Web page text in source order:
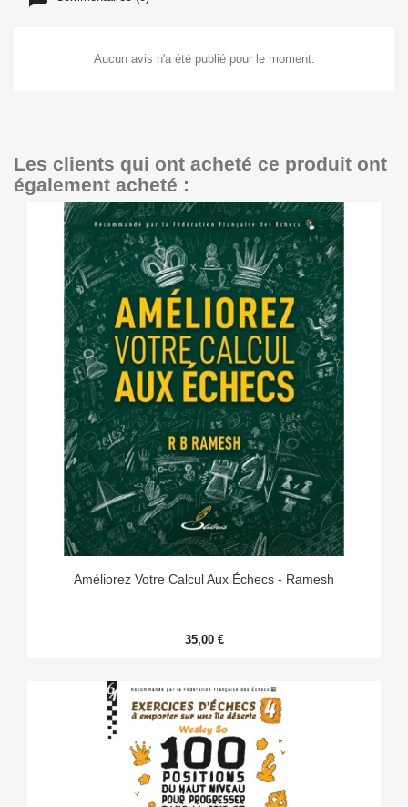
Aucun avis n'a été publié pour le moment.
Les clients qui ont acheté ce produit ont
également acheté :
Améliorez Votre Calcul Aux Échecs - Ramesh
35,00 €